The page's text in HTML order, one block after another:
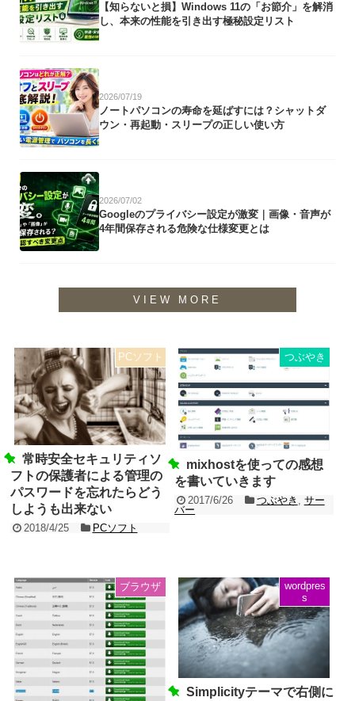
【知らないと損】Windows 11の「お節介」を解消
し、本来の性能を引き出す極秘設定リスト
2026/07/19
ノートパソコンの寿命を延ばすには？シャットダ
ウン・再起動・スリープの正しい使い方
2026/07/02
Googleのプライバシー設定が激変｜画像・音声が
4年間保存される危険な仕様変更とは
VIEW MORE
PCソフト
常時安全セキュリティソ
フトの保護者による管理の
パスワードを忘れたらどう
しようも出来ない
2018/4/25 PCソフト
つぶやき
mixhostを使っての感想
を書いていきます
2017/6/26 つぶやき
サー
バー
ブラウザ
wordpres
s
Simplicityテーマで右側に